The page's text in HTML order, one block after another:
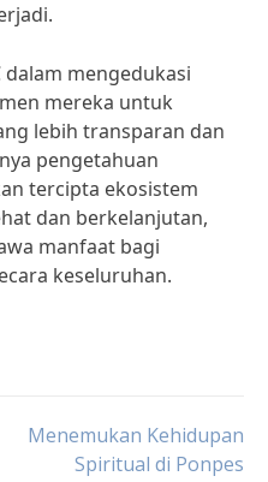
dalam mengedukasi
mereka untuk
lebih transparan dan
pengetahuan
tercipta ekosistem
dan berkelanjutan,
manfaat bagi
keseluruhan.
Menemukan Kehidupan
Spiritual di Ponpes